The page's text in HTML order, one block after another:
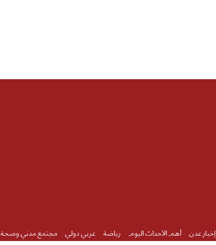
إخبار عدن أهم الأحداث اليوم رياضة عربي دولي مجتمع مدني وصحة